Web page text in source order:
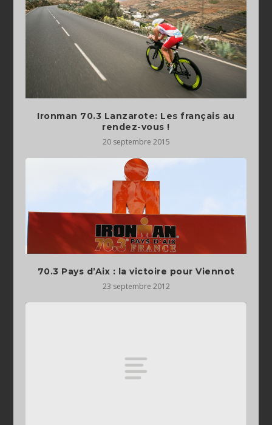
Ironman 70.3 Lanzarote: Les français au
rendez-vous !
20 septembre 2015
70.3 Pays d’Aix : la victoire pour Viennot
23 septembre 2012